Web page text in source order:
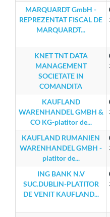
MARQUARDT GmbH -
REPREZENTAT FISCAL DE
MARQUARDT...
KNET TNT DATA
MANAGEMENT
SOCIETATE IN
COMANDITA
KAUFLAND
WARENHANDEL GMBH &
CO KG-platitor de...
KAUFLAND RUMANIEN
WARENHANDEL GMBH -
platitor de...
ING BANK N.V
SUC.DUBLIN-PLATITOR
DE VENIT KAUFLAND...